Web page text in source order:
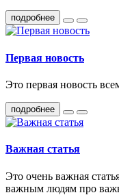
подробнее
Первая новость
Это первая новость
подробнее
Важная статья
Это очень важная
важным людям про